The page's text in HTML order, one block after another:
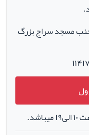
جنب مسجد سراج بزرگ